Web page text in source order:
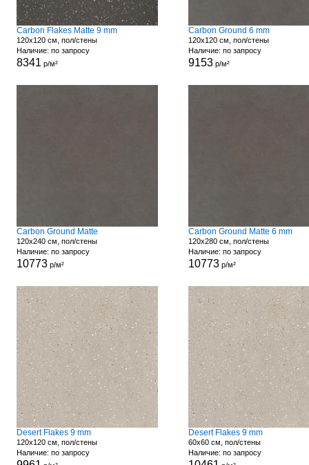
Carbon Flakes Matte 9 mm
120x120 см, пол/стены
Наличие: по запросу
8341 р/м²
Carbon Ground 6 mm
120x120 см, пол/стены
Наличие: по запросу
9153р/м²
Carbon Ground Matte
120x240 см, пол/стены
Наличие: по запросу
10773р/м²
Carbon Ground Matte 6 mm
120x280 см, пол/стены
Наличие: по запросу
10773р/м²
Desert Flakes 9 mm
120x120 см, пол/стены
Наличие: по запросу
Desert Flakes 9 mm
60x60 см, пол/стены
Наличие: по запросу